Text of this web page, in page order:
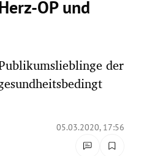
OP und
der
05.03.2020, 17:56